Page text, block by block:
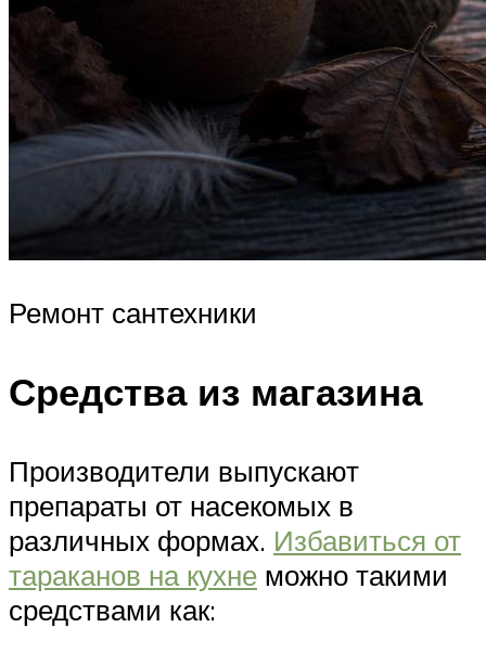
Ремонт сантехники
Средства из магазина
Производители выпускают
препараты от насекомых в
различных формах. Избавиться от
тараканов на кухне можно такими
средствами как: